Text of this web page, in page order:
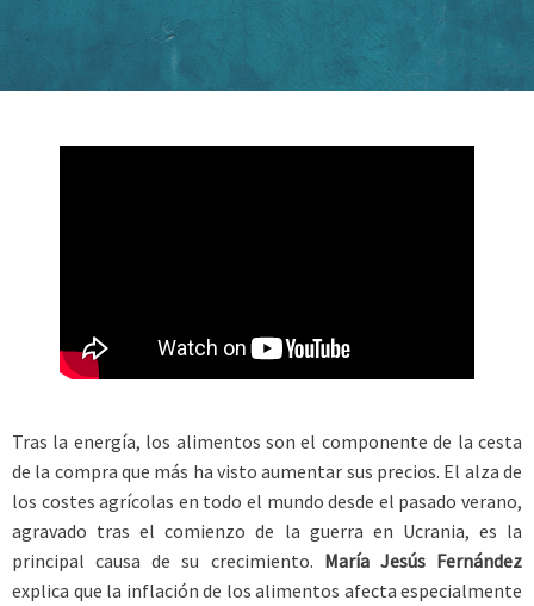
Tras la energía, los alimentos son el componente de la cesta
de la compra que más ha visto aumentar sus precios. El alza de
los costes agrícolas en todo el mundo desde el pasado verano,
agravado tras el comienzo de la guerra en Ucrania, es la
principal causa de su crecimiento. María Jesús Fernández
explica que la inflación de los alimentos afecta especialmente